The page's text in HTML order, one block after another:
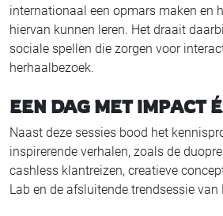
internationaal een opmars maken en
hiervan kunnen leren. Het draait
sociale spellen die zorgen voor
herhaalbezoek.
EEN DAG MET IMPACT
Naast deze sessies bood het
inspirerende verhalen, zoals de
cashless klantreizen, creatieve
Lab en de afsluitende trendsessie van